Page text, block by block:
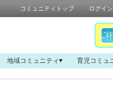
コミュニティトップ ログイン
地域コミュニティ 育児コミュ